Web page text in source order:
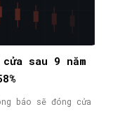
sau 9 năm
báo sẽ đóng cửa